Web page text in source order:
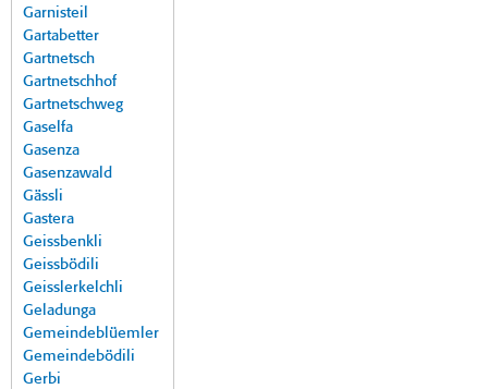
Garnisteil
Gartabetter
Gartnetsch
Gartnetschhof
Gartnetschweg
Gaselfa
Gasenza
Gasenzawald
Gässli
Gastera
Geissbenkli
Geissbödili
Geisslerkelchli
Geladunga
Gemeindeblüemler
Gemeindebödili
Gerbi